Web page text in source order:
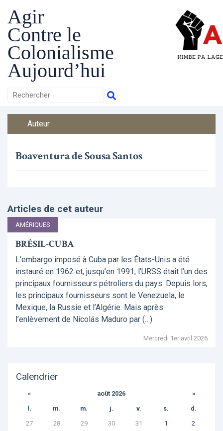
Agir
Contre le
Colonialisme
Aujourd’hui
Auteur
Boaventura de Sousa Santos
Articles de cet auteur
AMÉRIQUES
BRÉSIL-CUBA
L’embargo imposé à Cuba par les États-Unis a été
instauré en 1962 et, jusqu’en 1991, l’URSS était l’un des
principaux fournisseurs pétroliers du pays. Depuis lors,
les principaux fournisseurs sont le Venezuela, le
Mexique, la Russie et l’Algérie. Mais après
l’enlèvement de Nicolás Maduro par (…)
Mercredi 1er avril 2026
Calendrier
« août 2026
»
l.
m. m. j. v. s.
d.
27
28 29 30 31 1
2